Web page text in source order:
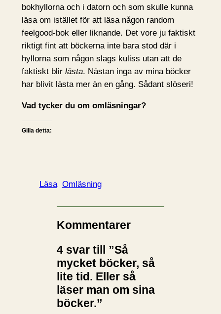
bokhyllorna och i datorn och som skulle kunna
läsa om istället för att läsa någon random
feelgood-bok eller liknande. Det vore ju faktiskt
riktigt fint att böckerna inte bara stod där i
hyllorna som någon slags kuliss utan att de
faktiskt blir lästa. Nästan inga av mina böcker
har blivit lästa mer än en gång. Sådant slöseri!
Vad tycker du om omläsningar?
Gilla detta:
Läsa Omläsning
Kommentarer
4 svar till ”Så
mycket böcker, så
lite tid. Eller så
läser man om sina
böcker.”